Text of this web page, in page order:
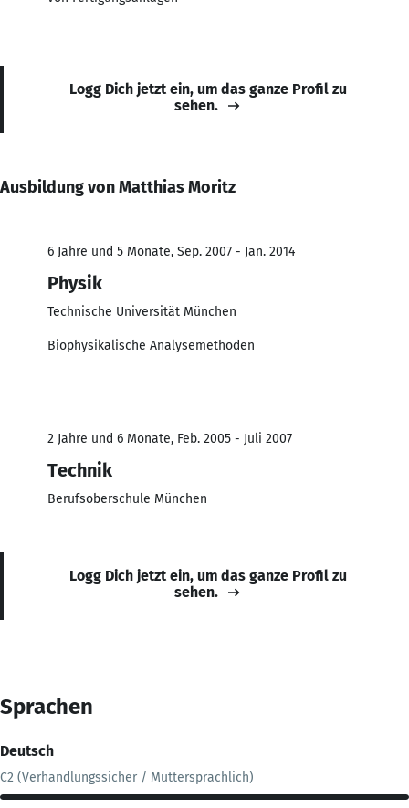
Logg Dich jetzt ein, um das ganze Profil zu
sehen.
Ausbildung von Matthias Moritz
6 Jahre und 5 Monate, Sep. 2007 - Jan. 2014
Physik
Technische Universität München
Biophysikalische Analysemethoden
2 Jahre und 6 Monate, Feb. 2005 - Juli 2007
Technik
Berufsoberschule München
Logg Dich jetzt ein, um das ganze Profil zu
sehen.
Sprachen
Deutsch
C2 (Verhandlungssicher / Muttersprachlich)